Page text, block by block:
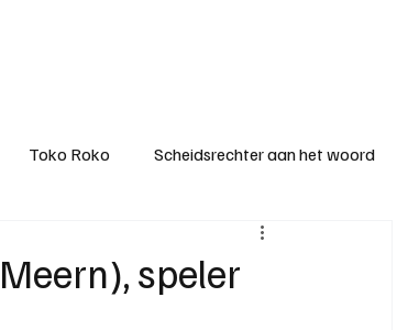
Toko Roko Scheidsrechter aan het woord
KM - Topscorer van het seizoen
speler